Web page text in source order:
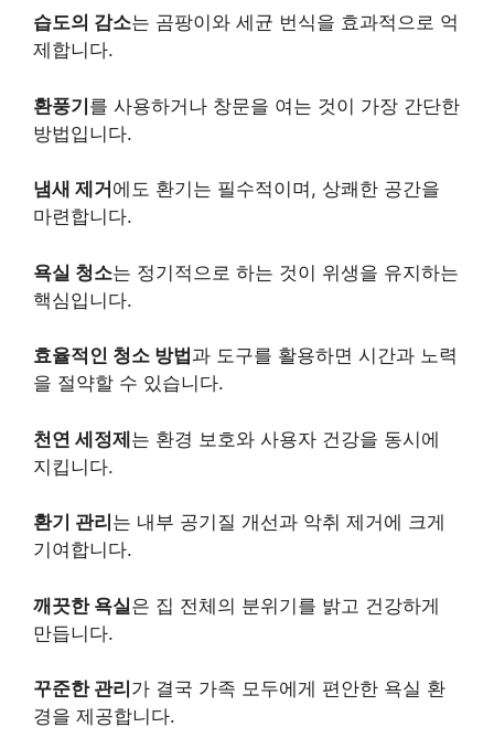
습도의 감소는 곰팡이와 세균 번식을 효과적으로 억
제합니다.
환풍기를 사용하거나 창문을 여는 것이 가장 간단한
방법입니다.
냄새 제거 에도 환기는 필수적이며, 상쾌한 공간을
마련합니다.
욕실 청소는 정기적으로 하는 것이 위생을 유지하는
핵심입니다.
효율적인 청소 방법 과 도구를 활용하면 시간과 노력
을 절약할 수 있습니다.
천연 세정제는 환경 보호와 사용자 건강을 동시에
지킵니다.
환기 관리 는 내부 공기질 개선과 악취 제거에 크게
기여합니다.
깨끗한 욕실은 집 전체의 분위기를 밝고 건강하게
만듭니다.
꾸준한 관리 가 결국 가족 모두에게 편안한 욕실 환
경을 제공합니다.